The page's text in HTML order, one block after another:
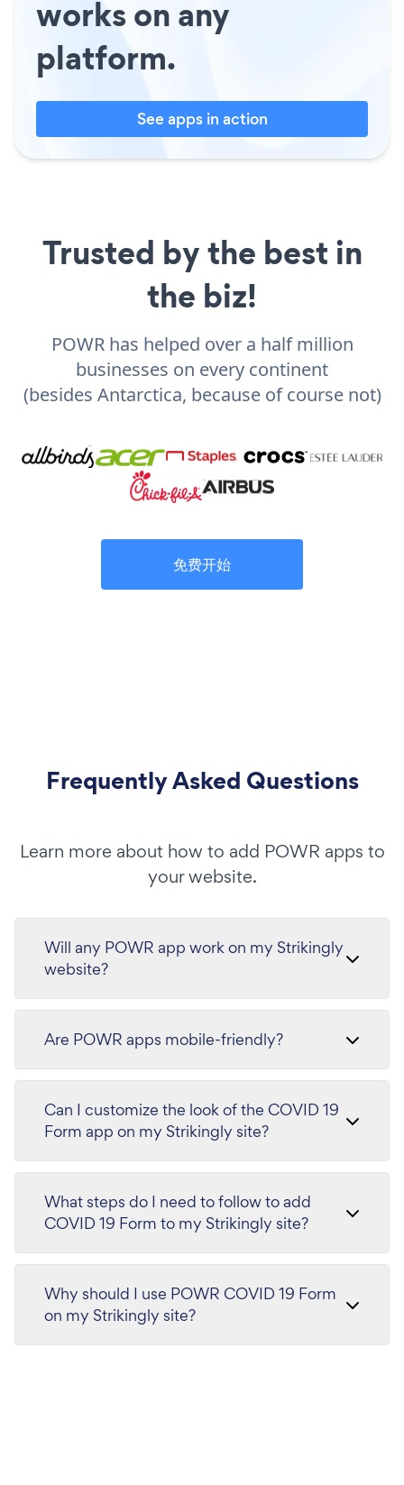
works on any
platform.
See apps in action
Trusted by the best in
the biz!
POWR has helped over a half million
businesses on every continent
(besides Antarctica, because of course not)
免费开始
Frequently Asked Questions
Learn more about how to add POWR apps to
your website.
Will any POWR app work on my Strikingly
website?
Are POWR apps mobile-friendly?
Can I customize the look of the COVID 19
Form app on my Strikingly site?
What steps do I need to follow to add
COVID 19 Form to my Strikingly site?
Why should I use POWR COVID 19 Form
on my Strikingly site?